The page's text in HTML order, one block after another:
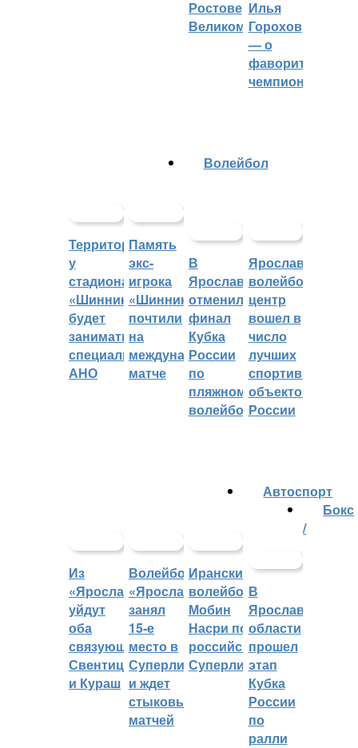
Ростове
Великом
Илья
Горохов
— о
фаворитах
чемпионата
Территорией
у
стадиона
«Шинник»
будет
заниматься
специальное
АНО
Память
экс-
игрока
«Шинника»
почтили
на
международном
матче
Волейбол
В
Ярославле
отменили
финал
Кубка
России
по
пляжному
волейболу
Ярославский
волейбольный
центр
вошел в
число
лучших
спортивных
объектов
России
Из
«Ярославича»
уйдут
оба
связующих:
Свентицкис
и Кураш
Волейбольный
«Ярославич»
занял
15-е
место в
Суперлиге
и ждет
стыковых
матчей
Иранский
волейболист
Мобин
Насри покинет
российскую
Суперлигу
Автоспорт
В
Ярославской
области
прошел
этап
Кубка
России
по
ралли
Бокс
/